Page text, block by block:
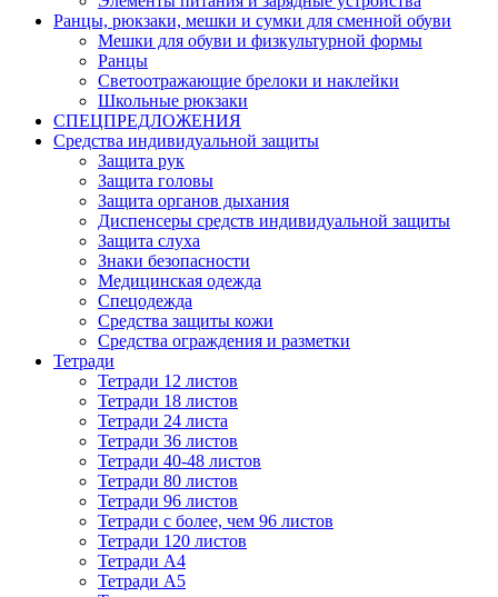
Ранцы, рюкзаки, мешки и сумки для сменной обуви
Мешки для обуви и физкультурной формы
Ранцы
Светоотражающие брелоки и наклейки
Школьные рюкзаки
СПЕЦПРЕДЛОЖЕНИЯ
Средства индивидуальной защиты
Защита рук
Защита головы
Защита органов дыхания
Диспенсеры средств индивидуальной защиты
Защита слуха
Знаки безопасности
Медицинская одежда
Спецодежда
Средства защиты кожи
Средства ограждения и разметки
Тетради
Тетради 12 листов
Тетради 18 листов
Тетради 24 листа
Тетради 36 листов
Тетради 40-48 листов
Тетради 80 листов
Тетради 96 листов
Тетради с более, чем 96 листов
Тетради 120 листов
Тетради А4
Тетради А5